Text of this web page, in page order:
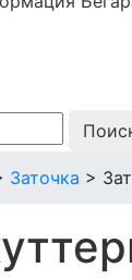
Заточка >